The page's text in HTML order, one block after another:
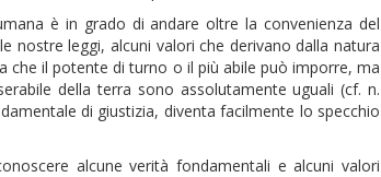
è in grado di andare oltre la convenienza del
nostre leggi, alcuni valori che derivano dalla natura
che il potente di turno o il più abile può imporre, ma
della terra sono assolutamente uguali (cf. n.
di giustizia, diventa facilmente lo specchio
alcune verità fondamentali e alcuni valori